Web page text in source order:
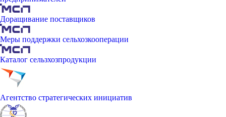
Доращивание поставщиков
Меры поддержки сельхозкооперации
Каталог сельзхозпродукции
Агентство стратегических инициатив